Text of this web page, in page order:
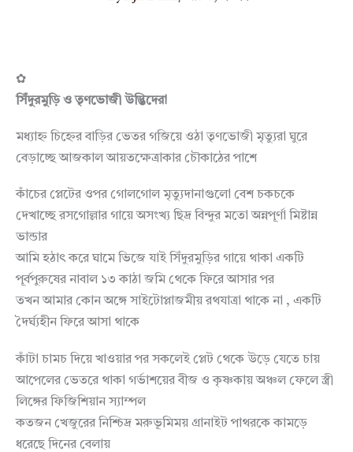
✿
সিঁদুরমুড়ি ও তৃণভোজী উদ্ভিদেরা
মধ্যাহ্ন চিহ্নের বাড়ির ভেতর গজিয়ে ওঠা তৃণভোজী মৃত্যুরা ঘুরে
বেড়াচ্ছে আজকাল আয়তক্ষেত্রাকার চৌকাঠের পাশে
কাঁচের প্লেটের ওপর গোলগোল মৃত্যুদানাগুলো বেশ চকচকে
দেখাচ্ছে রসগোল্লার গায়ে অসংখ্য ছিদ্র বিন্দুর মতো অন্নপূর্ণা মিষ্টান্ন
ভান্ডার
আমি হঠাৎ করে ঘামে ভিজে যাই সিঁদুরমুড়ির গায়ে থাকা একটি
পূর্বপুরুষের নাবাল ১৩ কাঠা জমি থেকে ফিরে আসার পর
তখন আমার কোন অঙ্গে সাইটোপ্লাজমীয় রথযাত্রা থাকে না , একটি
দৈর্ঘ্যহীন ফিরে আসা থাকে
কাঁটা চামচ দিয়ে খাওয়ার পর সকলেই প্লেট থেকে উড়ে যেতে চায়
আপেলের ভেতরে থাকা গর্ভাশয়ের বীজ ও কৃষ্ণকায় অঞ্চল ফেলে স্ত্রী
লিঙ্গের ফিজিশিয়ান স্যাম্পল
কতজন খেজুরের নিশ্চিদ্র মরুভূমিময় গ্রানাইট পাথরকে কামড়ে
ধরেছে দিনের বেলায়